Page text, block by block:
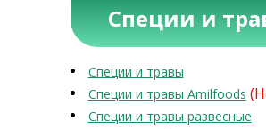
Специи и
Специи и травы
Специи и травы Amilfoods
Специи и травы развесные